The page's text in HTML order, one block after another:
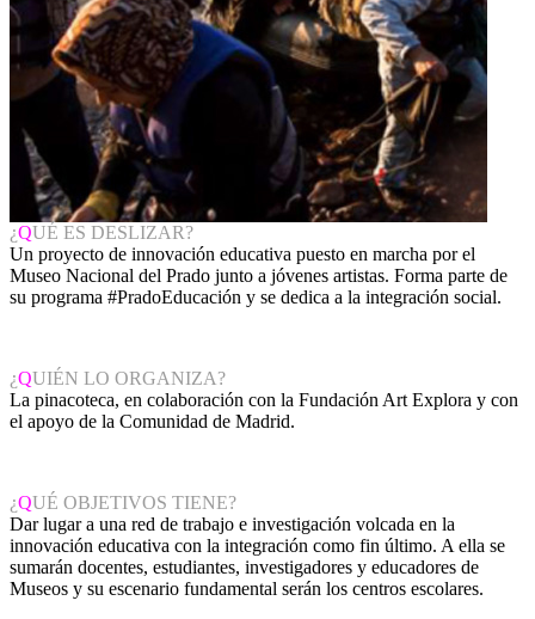
¿QUÉ ES DESLIZAR?
Un proyecto de innovación educativa puesto en marcha por el
Museo Nacional del Prado junto a jóvenes artistas. Forma parte de
su programa #PradoEducación y se dedica a la integración social.
¿QUIÉN LO ORGANIZA?
La pinacoteca, en colaboración con la Fundación Art Explora y con
el apoyo de la Comunidad de Madrid.
¿QUÉ OBJETIVOS TIENE?
Dar lugar a una red de trabajo e investigación volcada en la
innovación educativa con la integración como fin último. A ella se
sumarán docentes, estudiantes, investigadores y educadores de
Museos y su escenario fundamental serán los centros escolares.